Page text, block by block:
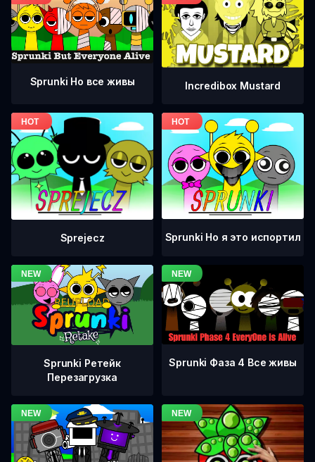
Sprunki Но все живы Incredibox Mustard
Sprejecz Sprunki Но я это испортил
Sprunki Ретейк
Перезагрузка
Sprunki Фаза 4 Все живы